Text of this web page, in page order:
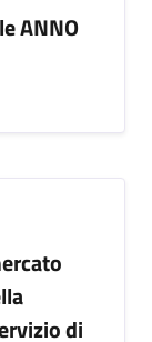
ANNO
di